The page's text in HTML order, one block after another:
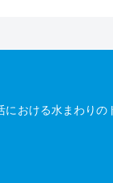
おける水まわり